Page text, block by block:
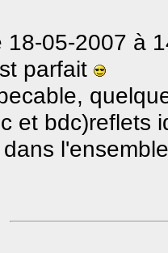
18-05-2007 à
parfait
et bdc)reflets